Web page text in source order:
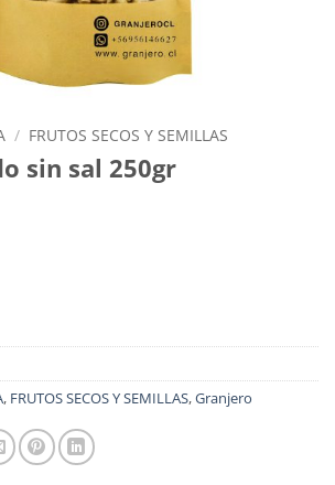
/ FRUTOS SECOS Y SEMILLAS
sin sal 250gr
, FRUTOS SECOS Y SEMILLAS,Granjero